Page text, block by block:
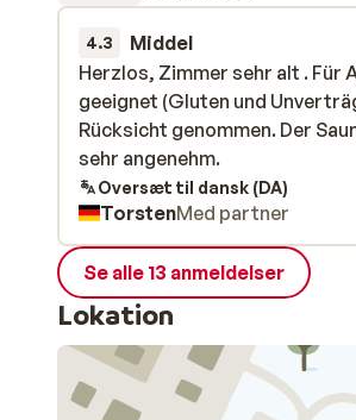
4.3 Middel
Herzlos, Zimmer sehr alt . Für
geeignet (Gluten und
Rücksicht genommen. Der
sehr angenehm.
Herzlos, Zimmer sehr alt . Für
geeignet (Gluten und
Rücksicht genommen. Der
sehr angenehm.
Oversæt til dansk (DA)
TorstenMed partner
Se alle 13 anmeldelser
Lokation